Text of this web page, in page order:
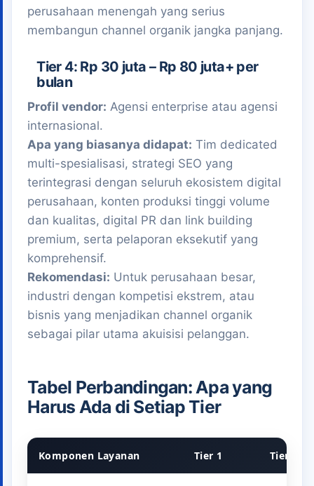
perusahaan menengah yang serius
membangun channel organik jangka panjang.
Tier 4: Rp 30 juta – Rp 80 juta+ per
bulan
Profil vendor: Agensi enterprise atau agensi
internasional.
Apa yang biasanya didapat: Tim dedicated
multi-spesialisasi, strategi SEO yang
terintegrasi dengan seluruh ekosistem digital
perusahaan, konten produksi tinggi volume
dan kualitas, digital PR dan link building
premium, serta pelaporan eksekutif yang
komprehensif.
Rekomendasi: Untuk perusahaan besar,
industri dengan kompetisi ekstrem, atau
bisnis yang menjadikan channel organik
sebagai pilar utama akuisisi pelanggan.
Tabel Perbandingan: Apa yang
Harus Ada di Setiap Tier
Komponen Layanan Tier 1 Tier 2